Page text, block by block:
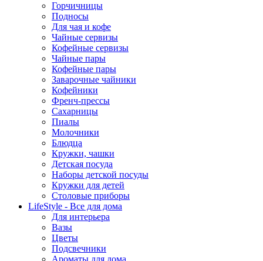
Горчичницы
Подносы
Для чая и кофе
Чайные сервизы
Кофейные сервизы
Чайные пары
Кофейные пары
Заварочные чайники
Кофейники
Френч-прессы
Сахарницы
Пиалы
Молочники
Блюдца
Кружки, чашки
Детская посуда
Наборы детской посуды
Кружки для детей
Столовые приборы
LifeStyle - Все для дома
Для интерьера
Вазы
Цветы
Подсвечники
Ароматы для дома